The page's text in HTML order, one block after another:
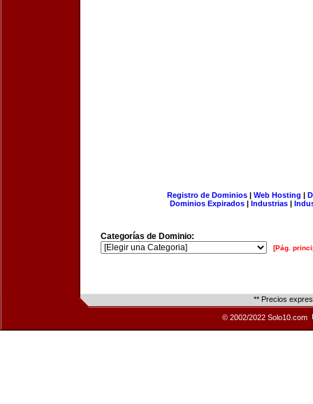
Registro de Dominios| Web Hosting |
Dominios Expirados | Industrias |
Categorías de Dominio:
[Pág.
** Precios
© 2002/2022 Solo10.com